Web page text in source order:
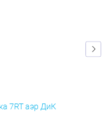
7RT аэр ДиК